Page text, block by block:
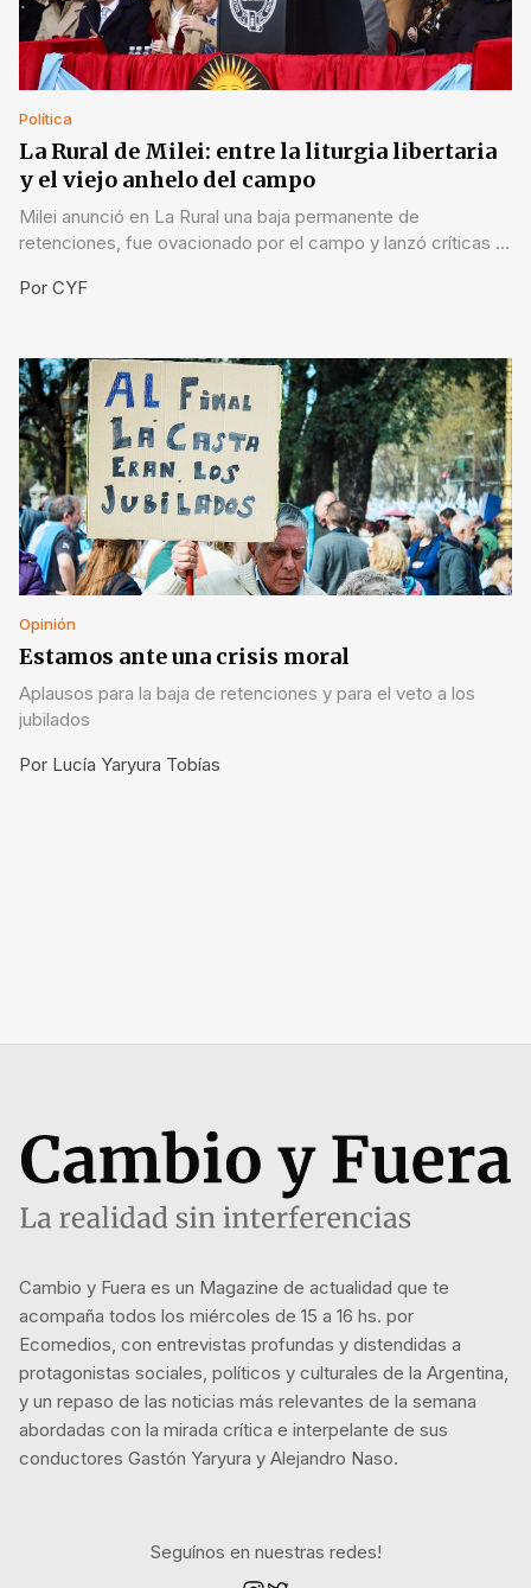
Política
La Rural de Milei: entre la liturgia libertaria
y el viejo anhelo del campo
Milei anunció en La Rural una baja permanente de
retenciones, fue ovacionado por el campo y lanzó críticas a
Por CYF
Opinión
Estamos ante una crisis moral
Aplausos para la baja de retenciones y para el veto a los
jubilados
Por Lucía Yaryura Tobías
Cambio y Fuera es un Magazine de actualidad que te
acompaña todos los miércoles de 15 a 16 hs. por
Ecomedios, con entrevistas profundas y distendidas a
protagonistas sociales, políticos y culturales de la Argentina,
y un repaso de las noticias más relevantes de la semana
abordadas con la mirada crítica e interpelante de sus
conductores Gastón Yaryura y Alejandro Naso.
Seguínos en nuestras redes!